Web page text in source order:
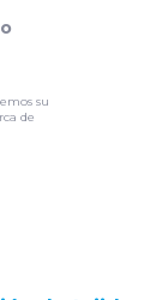
su
de